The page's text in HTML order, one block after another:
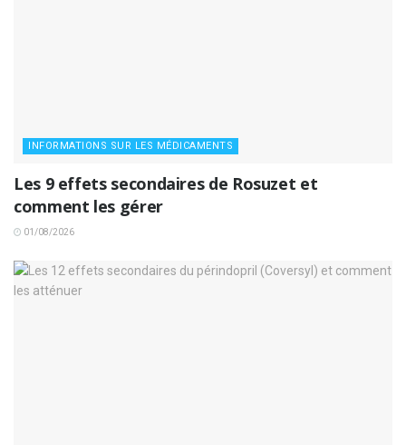
INFORMATIONS SUR LES MÉDICAMENTS
Les 9 effets secondaires de Rosuzet et
comment les gérer
01/08/2026